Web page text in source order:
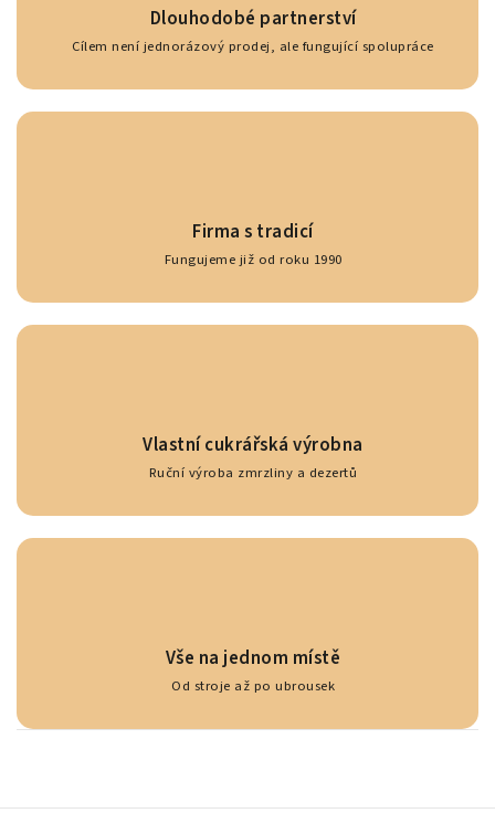
Dlouhodobé partnerství
Cílem není jednorázový prodej, ale fungující spolupráce
Firma s tradicí
Fungujeme již od roku 1990
Vlastní cukrářská výrobna
Ruční výroba zmrzliny a dezertů
Vše na jednom místě
Od stroje až po ubrousek